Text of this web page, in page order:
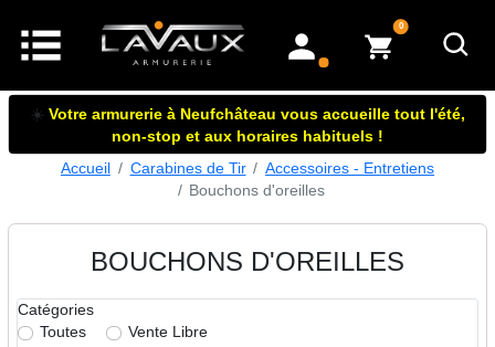
mon compte
0articles dans le panier
☀️ Votre armurerie à Neufchâteau vous accueille tout l'été,
non-stop et aux horaires habituels !
Accueil
Carabines de Tir
Accessoires - Entretiens
Bouchons d'oreilles
BOUCHONS D'OREILLES
Catégories
Toutes
Vente Libre